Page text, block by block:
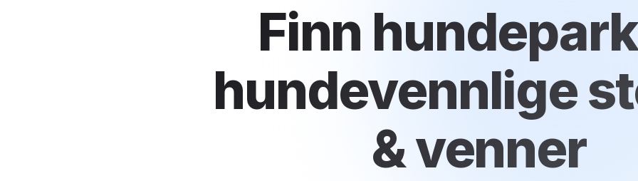
Finn
hundevennlige
& venner